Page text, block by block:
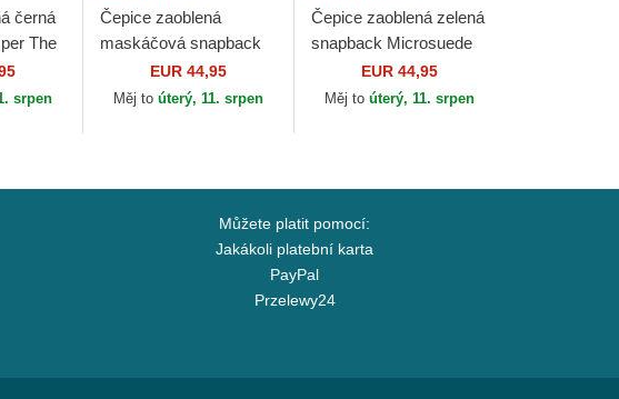
černá
The
Bros.
srpen
Čepice zaoblená
maskáčová snapback
Realtree Edge Grump
Dog The Farm Goorin
EUR 44,95
Měj to úterý, 11. srpen
Čepice zaoblená zelená
snapback Microsuede
Bad Boy The Farm
Goorin Bros.
EUR 44,95
Měj toúterý, 11. srpen
Můžete platit pomocí:
Jakákoli platební karta
PayPal
Przelewy24